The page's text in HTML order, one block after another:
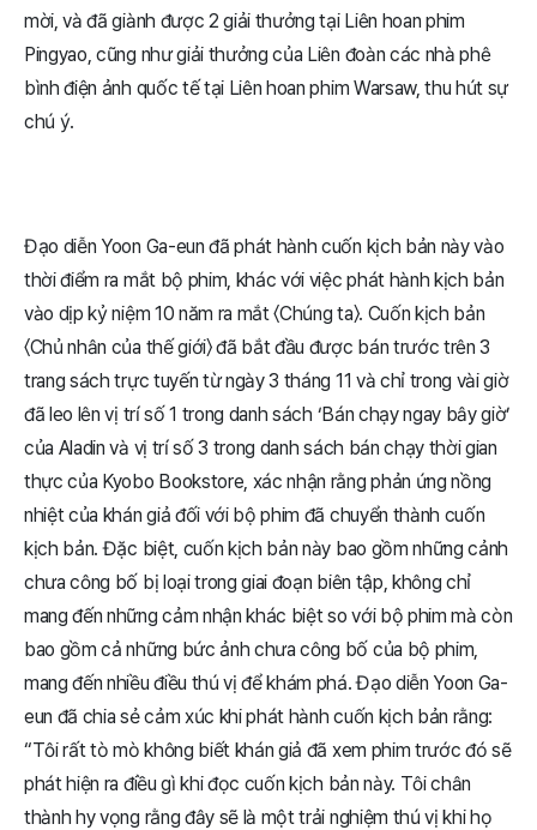
mời, và đã giành được 2 giải thưởng tại Liên hoan phim
Pingyao, cũng như giải thưởng của Liên đoàn các nhà phê
bình điện ảnh quốc tế tại Liên hoan phim Warsaw, thu hút sự
chú ý.
Đạo diễn Yoon Ga-eun đã phát hành cuốn kịch bản này vào
thời điểm ra mắt bộ phim, khác với việc phát hành kịch bản
vào dịp kỷ niệm 10 năm ra mắt 〈Chúng ta〉. Cuốn kịch bản
〈Chủ nhân của thế giới〉 đã bắt đầu được bán trước trên 3
trang sách trực tuyến từ ngày 3 tháng 11 và chỉ trong vài giờ
đã leo lên vị trí số 1 trong danh sách ‘Bán chạy ngay bây giờ’
của Aladin và vị trí số 3 trong danh sách bán chạy thời gian
thực của Kyobo Bookstore, xác nhận rằng phản ứng nồng
nhiệt của khán giả đối với bộ phim đã chuyển thành cuốn
kịch bản. Đặc biệt, cuốn kịch bản này bao gồm những cảnh
chưa công bố bị loại trong giai đoạn biên tập, không chỉ
mang đến những cảm nhận khác biệt so với bộ phim mà còn
bao gồm cả những bức ảnh chưa công bố của bộ phim,
mang đến nhiều điều thú vị để khám phá. Đạo diễn Yoon Ga-
eun đã chia sẻ cảm xúc khi phát hành cuốn kịch bản rằng:
“Tôi rất tò mò không biết khán giả đã xem phim trước đó sẽ
phát hiện ra điều gì khi đọc cuốn kịch bản này. Tôi chân
thành hy vọng rằng đây sẽ là một trải nghiệm thú vị khi họ